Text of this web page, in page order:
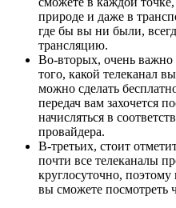
природе и даже в
где бы вы ни были,
трансляцию.
Во-вторых, очень важно
того, какой телеканал
можно сделать
передач вам захочется
начисляться в
провайдера.
В-третьих, стоит
почти все телеканалы
круглосуточно,
вы сможете посмотреть